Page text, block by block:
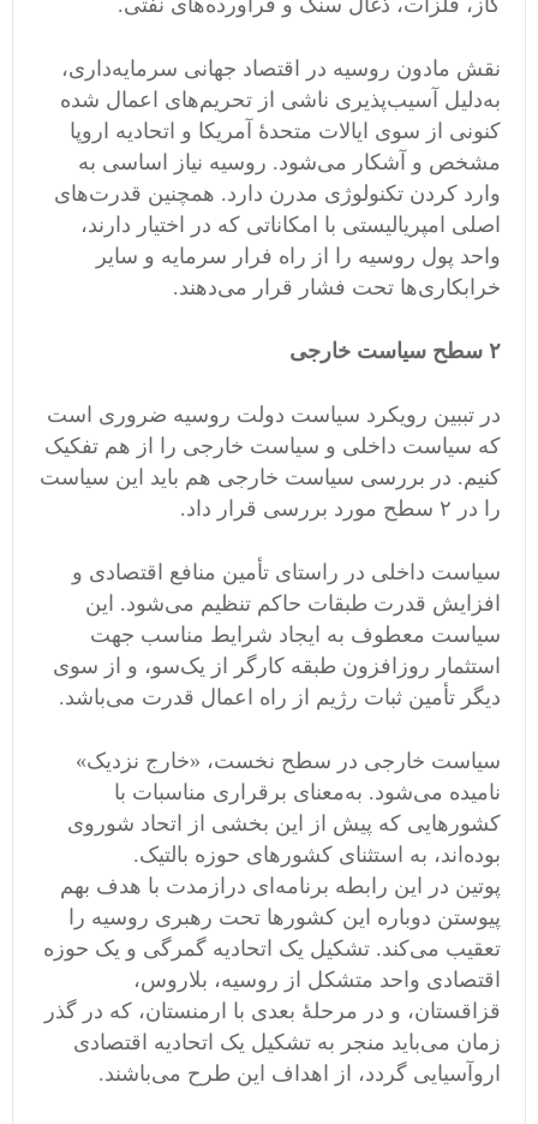
گاز، فلزات، ذغال سنگ و فراورده‌های نفتی.
نقش مادون روسیه در اقتصاد جهانی سرمایه‌داری،
به‌دلیل آسیب‌پذیری ناشی از تحریم‌های اعمال شده
کنونی از سوی ایالات متحدهٔ آمریکا و اتحادیه اروپا
مشخص و آشکار می‌شود. روسیه نیاز اساسی به
وارد کردن تکنولوژی مدرن دارد. همچنین قدرت‌های
اصلی امپریالیستی با امکاناتی که در اختیار دارند،
واحد پول روسیه را از راه فرار سرمایه و سایر
خرابکاری‌ها تحت فشار قرار می‌دهند.
۲ سطح سیاست خارجی
در تببین رویکرد سیاست دولت روسیه ضروری است
که سیاست داخلی و سیاست خارجی را از هم تفکیک
کنیم. در بررسی سیاست خارجی هم باید این سیاست
را در ۲ سطح مورد بررسی قرار داد.
سیاست داخلی در راستای تأمین منافع اقتصادی و
افزایش قدرت طبقات حاکم تنظیم می‌شود. این
سیاست معطوف به ایجاد شرایط مناسب جهت
استثمار روزافزون طبقه کارگر از یک‌سو، و از سوی
دیگر تأمین ثبات رژیم از راه اعمال قدرت می‌باشد.
سیاست خارجی در سطح نخست، «خارج نزدیک»
نامیده می‌شود. به‌معنای برقراری مناسبات با
کشورهایی که پیش از این بخشی از اتحاد شوروی
بوده‌اند، به استثنای کشورهای حوزه بالتیک.
پوتین در این رابطه برنامه‌ای درازمدت با هدف بهم
پیوستن دوباره این کشورها‌ تحت رهبری روسیه را
تعقیب می‌کند. تشکیل یک اتحادیه گمرگی و یک حوزه
اقتصادی واحد متشکل از روسیه، بلاروس،
قزاقستان، و در مرحلهٔ بعدی با ارمنستان، که در گذر
زمان می‌باید منجر به تشکیل یک اتحادیه اقتصادی
اروآسیایی گردد، از اهداف این طرح می‌باشند.